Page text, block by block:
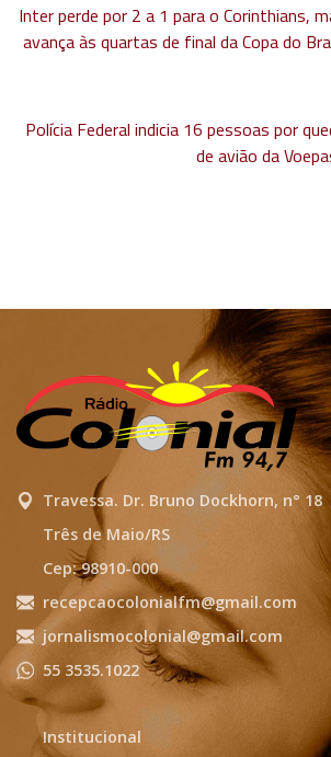
Inter perde por 2 a 1 para o Corinthians,
avança às quartas de final da Copa do
Polícia Federal indicia 16 pessoas por
de avião da
Travessa. Dr. Bruno Dockhorn, n° 18
Três de Maio/RS
Cep: 98910-000
recepcaocolonialfm@gmail.com
jornalismocolonial@gmail.com
55 3535.1022
Institucional